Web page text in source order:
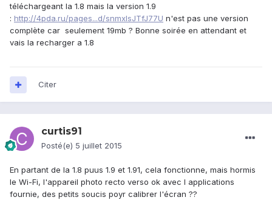
téléchargeant la 1.8 mais la version 1.9
: http://4pda.ru/pages...d/snmxIsJTfJ77U n'est pas une version
complète car seulement 19mb ? Bonne soirée en attendant et
vais la recharger a 1.8
Citer
curtis91
Posté(e) 5 juillet 2015
En partant de la 1.8 puus 1.9 et 1.91, cela fonctionne, mais hormis
le Wi-Fi, l'appareil photo recto verso ok avec l applications
fournie, des petits soucis poyr calibrer l'écran ??